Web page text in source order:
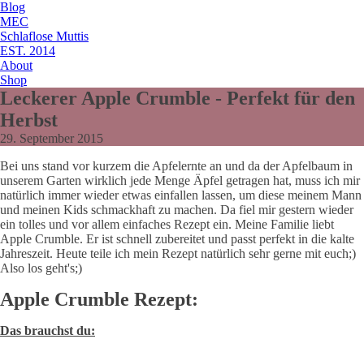
Blog
MEC
Schlaflose Muttis
EST. 2014
About
Shop
Leckerer Apple Crumble - Perfekt für den
Herbst
29. September 2015
Bei uns stand vor kurzem die Apfelernte an und da der Apfelbaum in
unserem Garten wirklich jede Menge Äpfel getragen hat, muss ich mir
natürlich immer wieder etwas einfallen lassen, um diese meinem Mann
und meinen Kids schmackhaft zu machen. Da fiel mir gestern wieder
ein tolles und vor allem einfaches Rezept ein. Meine Familie liebt
Apple Crumble. Er ist schnell zubereitet und passt perfekt in die kalte
Jahreszeit. Heute teile ich mein Rezept natürlich sehr gerne mit euch;)
Also los geht's;)
Apple Crumble Rezept:
Das brauchst du: